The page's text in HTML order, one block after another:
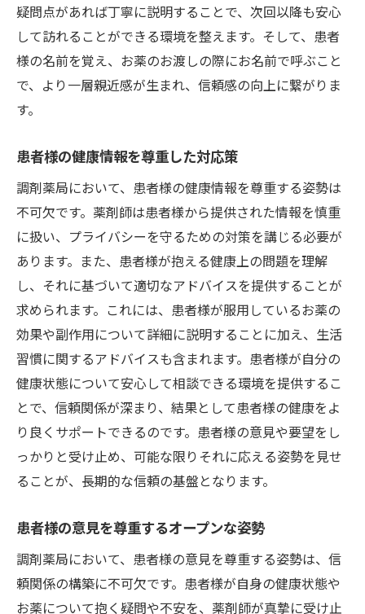
疑問点があれば丁寧に説明することで、次回以降も安心
して訪れることができる環境を整えます。そして、患者
様の名前を覚え、お薬のお渡しの際にお名前で呼ぶこと
で、より一層親近感が生まれ、信頼感の向上に繋がりま
す。
患者様の健康情報を尊重した対応策
調剤薬局において、患者様の健康情報を尊重する姿勢は
不可欠です。薬剤師は患者様から提供された情報を慎重
に扱い、プライバシーを守るための対策を講じる必要が
あります。また、患者様が抱える健康上の問題を理解
し、それに基づいて適切なアドバイスを提供することが
求められます。これには、患者様が服用しているお薬の
効果や副作用について詳細に説明することに加え、生活
習慣に関するアドバイスも含まれます。患者様が自分の
健康状態について安心して相談できる環境を提供するこ
とで、信頼関係が深まり、結果として患者様の健康をよ
り良くサポートできるのです。患者様の意見や要望をし
っかりと受け止め、可能な限りそれに応える姿勢を見せ
ることが、長期的な信頼の基盤となります。
患者様の意見を尊重するオープンな姿勢
調剤薬局において、患者様の意見を尊重する姿勢は、信
頼関係の構築に不可欠です。患者様が自身の健康状態や
お薬について抱く疑問や不安を、薬剤師が真摯に受け止